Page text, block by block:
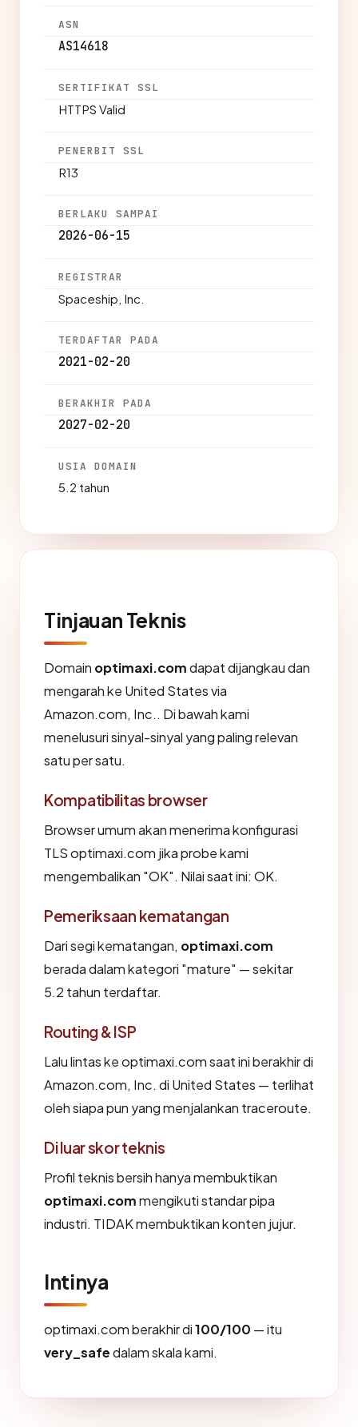
ASN
AS14618
SERTIFIKAT SSL
HTTPS Valid
PENERBIT SSL
R13
BERLAKU SAMPAI
2026-06-15
REGISTRAR
Spaceship, Inc.
TERDAFTAR PADA
2021-02-20
BERAKHIR PADA
2027-02-20
USIA DOMAIN
5.2 tahun
Tinjauan Teknis
Domain optimaxi.comdapat dijangkau dan
mengarah ke United States via
Amazon.com, Inc.. Di bawah kami
menelusuri sinyal-sinyal yang paling relevan
satu per satu.
Kompatibilitas browser
Browser umum akan menerima konfigurasi
TLS optimaxi.com jika probe kami
mengembalikan "OK". Nilai saat ini: OK.
Pemeriksaan kematangan
Dari segi kematangan, optimaxi.com
berada dalam kategori "mature" — sekitar
5.2 tahun terdaftar.
Routing & ISP
Lalu lintas ke optimaxi.com saat ini berakhir di
Amazon.com, Inc. di United States — terlihat
oleh siapa pun yang menjalankan traceroute.
Di luar skor teknis
Profil teknis bersih hanya membuktikan
optimaxi.commengikuti standar pipa
industri. TIDAK membuktikan konten jujur.
Intinya
optimaxi.com berakhir di100/100 — itu
very_safedalam skala kami.